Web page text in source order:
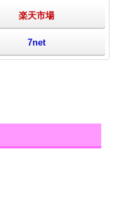
楽天市場
7net